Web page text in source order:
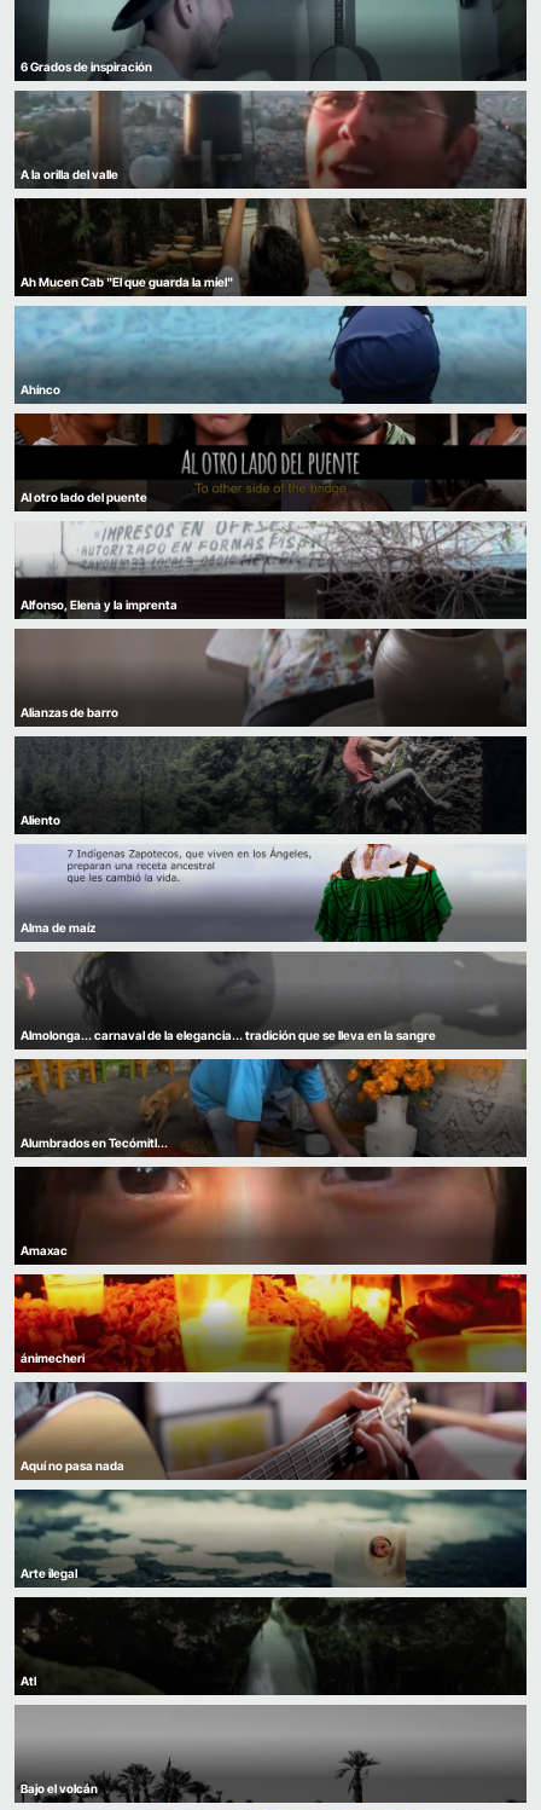
6 Grados de inspiración
A la orilla del valle
Ah Mucen Cab "El que guarda la miel"
Ahínco
Al otro lado del puente
Alfonso, Elena y la imprenta
Alianzas de barro
Aliento
Alma de maíz
Almolonga... carnaval de la elegancia... tradición que se lleva en la sangre
Alumbrados en Tecómitl...
Amaxac
ánimecheri
Aquí no pasa nada
Arte ilegal
Atl
Bajo el volcán